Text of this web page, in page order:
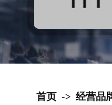
首页 -> 经营品